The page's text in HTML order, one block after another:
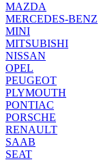
MAZDA
MERCEDES-BENZ
MINI
MITSUBISHI
NISSAN
OPEL
PEUGEOT
PLYMOUTH
PONTIAC
PORSCHE
RENAULT
SAAB
SEAT